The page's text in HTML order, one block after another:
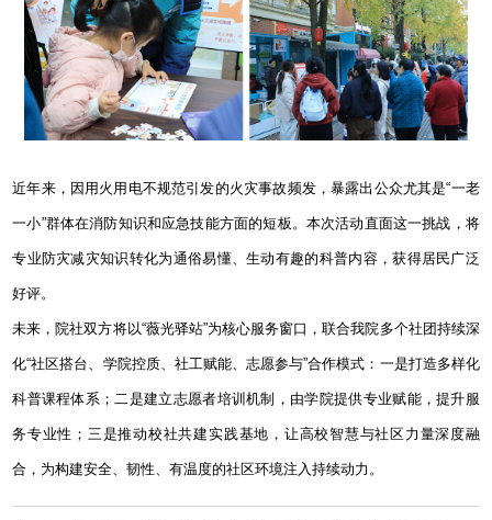
近年来，因用火用电不规范引发的火灾事故频发，暴露出公众尤其是“一老
一小”群体在消防知识和应急技能方面的短板。本次活动直面这一挑战，将
专业防灾减灾知识转化为通俗易懂、生动有趣的科普内容，获得居民广泛
好评。
未来，院社双方将以“薇光驿站”为核心服务窗口，联合我院多个社团持续深
化“社区搭台、学院控质、社工赋能、志愿参与”合作模式：一是打造多样化
科普课程体系；二是建立志愿者培训机制，由学院提供专业赋能，提升服
务专业性；三是推动校社共建实践基地，让高校智慧与社区力量深度融
合，为构建安全、韧性、有温度的社区环境注入持续动力。